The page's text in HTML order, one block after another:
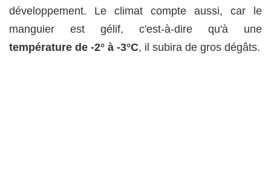
développement. Le climat compte aussi, car le
manguier est gélif, c'est-à-dire qu'à une
température de -2° à -3°C, il subira de gros dégâts.